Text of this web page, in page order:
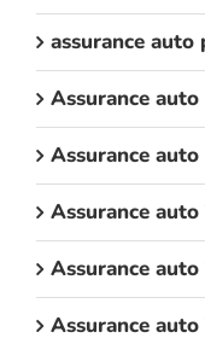
assurance auto
Assurance
Assurance auto
Assurance
Assurance
Assurance